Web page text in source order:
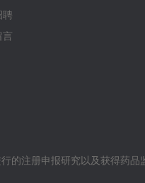
聘
言
注册申报研究以及获得药